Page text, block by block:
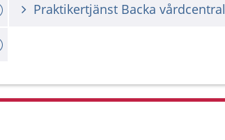
Praktikertjänst Backa vårdcentral